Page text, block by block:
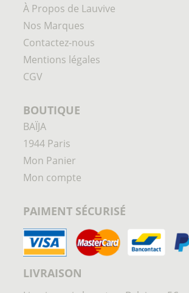
À Propos de Lauvive
Nos Marques
Contactez-nous
Mentions légales
CGV
BOUTIQUE
BAÏJA
1944 Paris
Mon Panier
Mon compte
PAIMENT SÉCURISÉ
LIVRAISON